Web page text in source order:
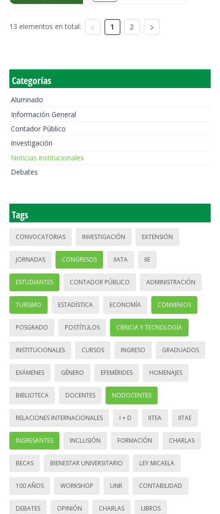
13 elementos en total: 1 2
Categorías
Alumnado
Información General
Contador Público
Investigación
Noticias institucionales
Debates
Tags
CONVOCATORIAS INVESTIGACIÓN EXTENSIÓN
JORNADAS CONGRESOS IIATA IIE
ESTUDIANTES CONTADOR PÚBLICO ADMINISTRACIÓN
TURISMO ESTADÍSTICA ECONOMÍA CONVENIOS
POSGRADO POSTÍTULOS CIENCIA Y TECNOLOGÍA
INSTITUCIONALES CURSOS INGRESO GRADUADOS
EXÁMENES GÉNERO EFEMÉRIDES HOMENAJES
BIBLIOTECA DOCENTES NODOCENTES
RELACIONES INTERNACIONALES I + D IITEA IITAE
INGRESANTES INCLUSIÓN FORMACIÓN CHARLAS
BECAS BIENESTAR UNIVERSITARIO LEY MICAELA
100 AÑOS WORKSHOP UNR CONTABILIDAD
DEBATES OPINIÓN CHARLAS LIBROS